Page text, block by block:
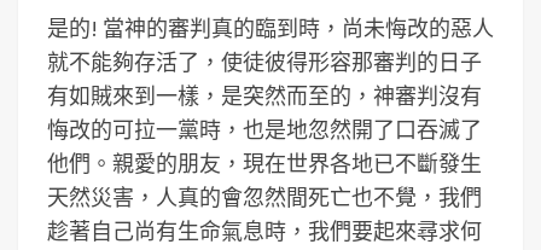
是的! 當神的審判真的臨到時，尚未悔改的惡人
就不能夠存活了，使徒彼得形容那審判的日子
有如賊來到一樣，是突然而至的，神審判沒有
悔改的可拉一黨時，也是地忽然開了口吞滅了
他們。親愛的朋友，現在世界各地已不斷發生
天然災害，人真的會忽然間死亡也不覺，我們
趁著自己尚有生命氣息時，我們要起來尋求何